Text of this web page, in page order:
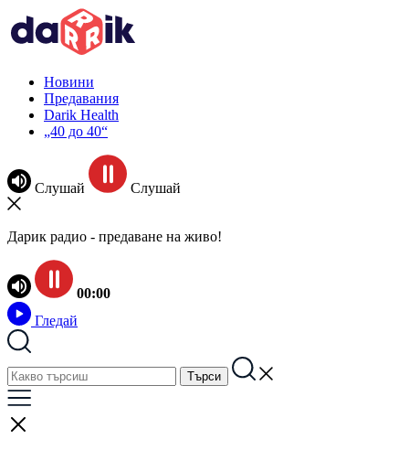
Новини
Предавания
Darik Health
„40 до 40“
Слушай Слушай
Дарик радио - предаване на живо!
00:00
Гледай